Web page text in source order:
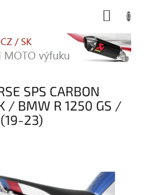
SPS CARBON
/ BMW R 1250 GS /
23)